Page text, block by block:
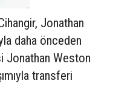
Jonathan
daha önceden
Jonathan Weston
transferi